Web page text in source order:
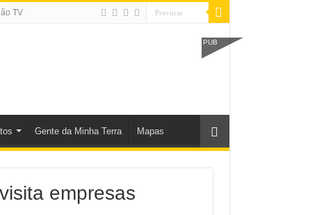
TV
PUB
Gente da Minha Terra Mapas
empresas